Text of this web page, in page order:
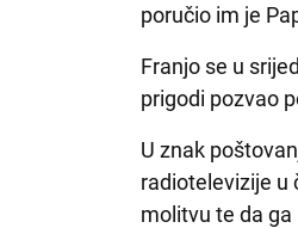
poručio im je
Franjo se u
prigodi pozvao
U znak
radiotelevizije u
molitvu te da